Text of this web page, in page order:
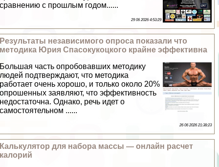
сравнению с прошлым годом......
29 06 2026 4:53:29
Результаты независимого опроса показали что
методика Юрия Спасокукоцкого крайне эффективна
Большая часть опробовавших методику
людей подтверждают, что методика
работает очень хорошо, и только около 20%
опрошенных заявляют, что эффективность
недостаточна. Однако, речь идет о
самостоятельном ......
26 06 2026 21:38:23
Калькулятор для набора массы — онлайн расчет
калорий